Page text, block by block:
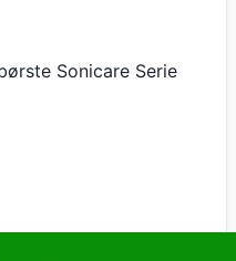
Sonicare Serie